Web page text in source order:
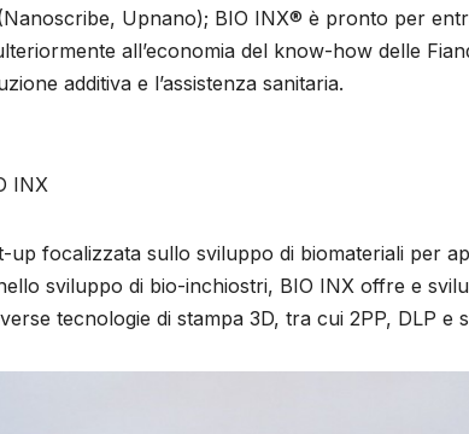
Upnano); BIO INX® è pronto per
all’economia del know-how delle
additiva e l’assistenza sanitaria.
INX
up focalizzata sullo sviluppo di biomateriali per
sviluppo di bio-inchiostri, BIO INX offre e
tecnologie di stampa 3D, tra cui 2PP, DLP e